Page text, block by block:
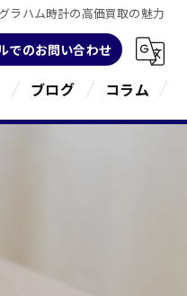
グラハム時計の高価買取の魅力
でのお問い合わせ
ブログ コラム